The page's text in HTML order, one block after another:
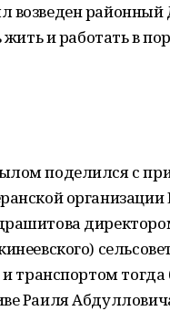
районный
и работать в
поделился с
и транспортом
Раиля